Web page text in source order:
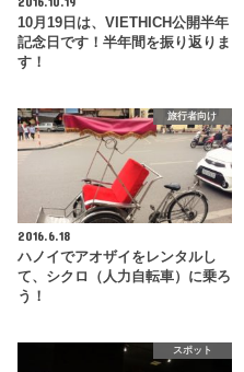
10月19日は、VIETHICH公開半年
記念日です！半年間を振り返りま
す！
旅行者向け
2016.6.18
ハノイでアオザイをレンタルし
て、シクロ（人力自転車）に乗ろ
う！
スポット